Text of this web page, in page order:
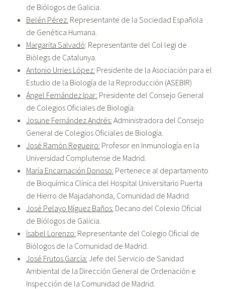
de Biólogos de Galicia.
Belén Pérez: Representante de la Sociedad Española
de Genética Humana.
Margarita Salvadó: Representante del Col·legi de
Biòlegs de Catalunya.
Antonio Urries López: Presidente de la Asociación para el
Estudio de la Biología de la Reproducción (ASEBIR)
Ángel Fernández Ipar: Presidente del Consejo General
de Colegios Oficiales de Biología.
Josune Fernández Andrés: Administradora del Consejo
General de Colegios Oficiales de Biología.
José Ramón Regueiro: Profesor en Inmunología en la
Universidad Complutense de Madrid.
María Encarnación Donoso: Pertenece al departamento
de Bioquímica Clínica del Hospital Universitario Puerta
de Hierro de Majadahonda, Comunidad de Madrid.
José Pelayo Míguez Baños: Decano del Colexio Oficial
de Biólogos de Galicia.
Isabel Lorenzo: Representante del Colegio Oficial de
Biólogos de la Comunidad de Madrid.
José Frutos García: Jefe del Servicio de Sanidad
Ambiental de la Dirección General de Ordenación e
Inspección de la Comunidad de Madrid.